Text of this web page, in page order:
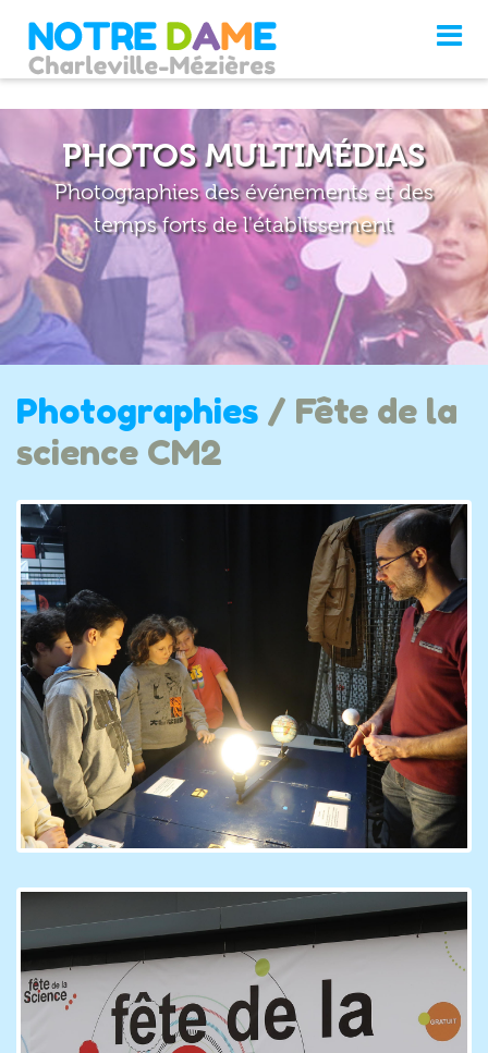
PHOTOS MULTIMÉDIAS
Photographies des événements et des
temps forts de l'établissement
Photographies / Fête de la
science CM2